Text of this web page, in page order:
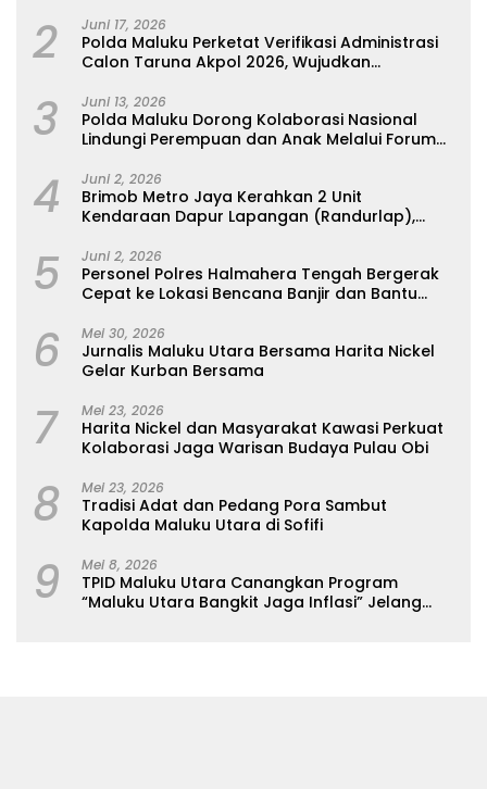
2 Juni 17, 2026
Polda Maluku Perketat Verifikasi Administrasi
Calon Taruna Akpol 2026, Wujudkan
3 Juni 13, 2026
Polda Maluku Dorong Kolaborasi Nasional
Lindungi Perempuan dan Anak Melalui Forum
4 Juni 2, 2026
Brimob Metro Jaya Kerahkan 2 Unit
Kendaraan Dapur Lapangan (Randurlap),
Kebakaran Pasar Jiung
5 Juni 2, 2026
Personel Polres Halmahera Tengah Bergerak
Cepat ke Lokasi Bencana Banjir dan Bantu
6 Mei 30, 2026
Jurnalis Maluku Utara Bersama Harita Nickel
Gelar Kurban Bersama
7 Mei 23, 2026
Harita Nickel dan Masyarakat Kawasi Perkuat
Kolaborasi Jaga Warisan Budaya Pulau Obi
8 Mei 23, 2026
Tradisi Adat dan Pedang Pora Sambut
Kapolda Maluku Utara di Sofifi
9 Mei 8, 2026
TPID Maluku Utara Canangkan Program
“Maluku Utara Bangkit Jaga Inflasi” Jelang